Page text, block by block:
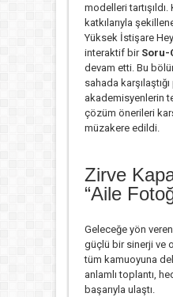
modelleri tartışıldı.
katkılarıyla
Yüksek İstişare
interaktif bir Soru-
devam etti. Bu
sahada
akademisyenlerin
çözüm önerileri
müzakere edildi.
Zirve
“Aile
Geleceğe yön veren
güçlü bir sinerji ve
tüm kamuoyuna
anlamlı toplantı,
başarıyla ulaştı.